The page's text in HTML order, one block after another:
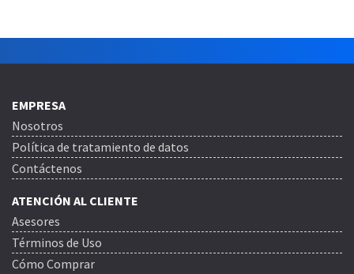
EMPRESA
Nosotros
Política de tratamiento de datos
Contáctenos
ATENCIÓN AL CLIENTE
Asesores
Términos de Uso
Cómo Comprar